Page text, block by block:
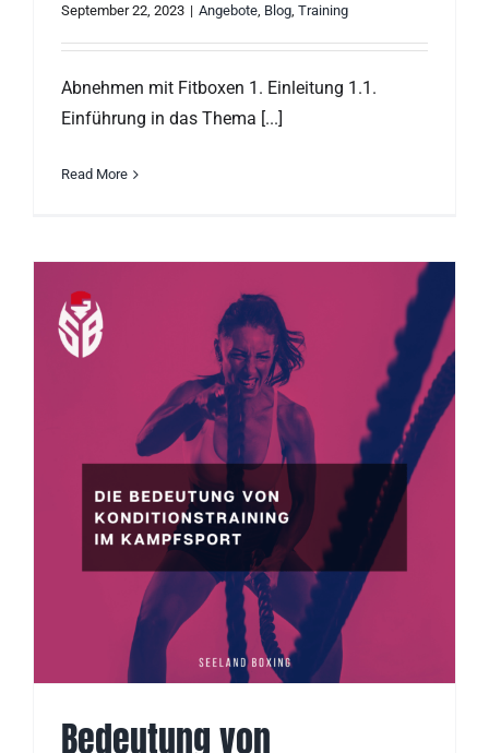
September 22, 2023 | Angebote, Blog, Training
Abnehmen mit Fitboxen 1. Einleitung 1.1.
Einführung in das Thema [...]
Read More
Bedeutung von